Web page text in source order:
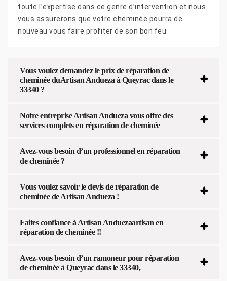
toute l’expertise dans ce genre d’intervention et nous
vous assurerons que votre cheminée pourra de
nouveau vous faire profiter de son bon feu.
Vous voulez demandez le prix de réparation de
cheminée duArtisan Andueza à Queyrac dans le
33340 ?
Notre entreprise Artisan Andueza vous offre des
services complets en réparation de cheminée
Avez-vous besoin d’un professionnel en réparation
de cheminée ?
Vous voulez savoir le devis de réparation de
cheminée de Artisan Andueza !
Faites confiance à Artisan Anduezaartisan en
réparation de cheminée !!
Avez-vous besoin d’un ramoneur pour réparation
de cheminée à Queyrac dans le 33340,